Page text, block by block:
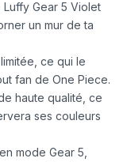
Gear 5 Violet
un mur de ta
ce qui le
fan de One Piece.
haute qualité, ce
ses couleurs
mode Gear 5,